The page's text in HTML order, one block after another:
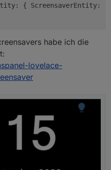
{ ScreensaverEntity:
habe ich die
lovelace-